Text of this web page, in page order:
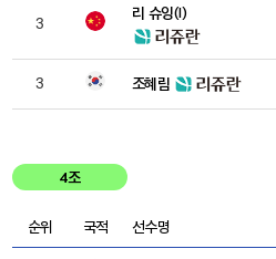
3
리 슈잉(I)
3 조혜림
4조
순위 국적 선수명